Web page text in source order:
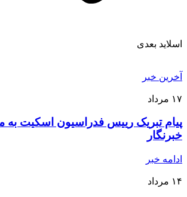
اسلاید بعدی
آخرین خبر
۱۷ مرداد
پیام تبریک رییس فدراسیون اسکیت به
خبرنگار
ادامه خبر
۱۴ مرداد